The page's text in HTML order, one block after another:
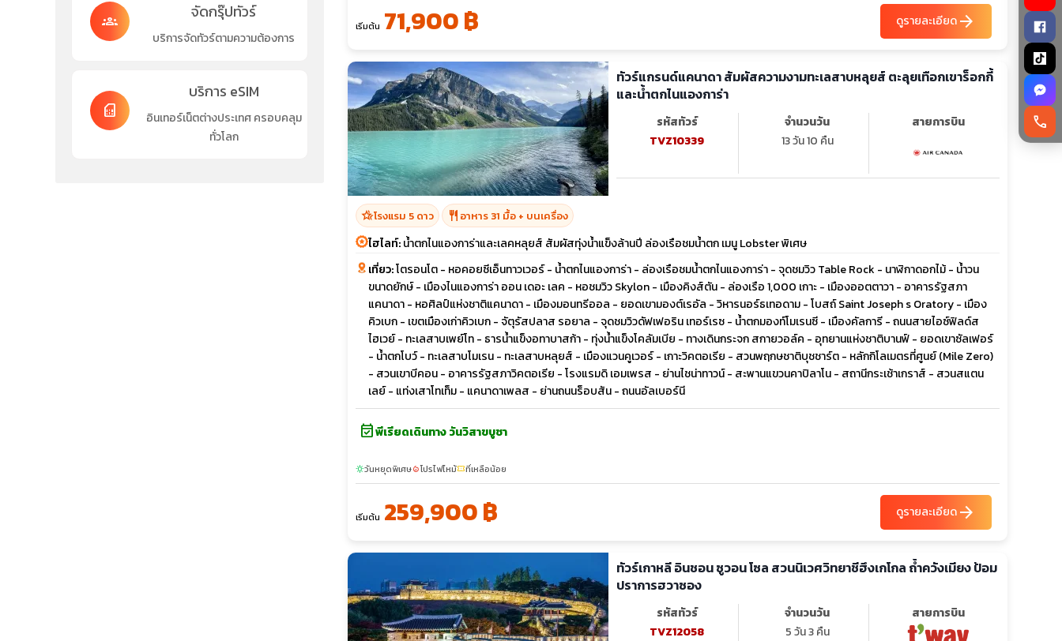
groups จัดกรุ๊ปทัวร์
บริการจัดทัวร์ตามความต้องการ
sim_card
บริการ eSIM
อินเทอร์เน็ตต่างประเทศ ครอบคลุม
ทั่วโลก
เริ่มต้น 71,900 ฿ ดูรายละเอียดarrow_forward
ทัวร์แกรนด์แคนาดา สัมผัสความงามทะเลสาบหลุยส์ ตะลุยเทือกเขาร็อกกี้
และน้ำตกไนแองการ่า
รหัสทัวร์
TVZ10339
จำนวนวัน
13 วัน 10 คืน
สายการบิน
hotel_classโรงแรม 5 ดาว restaurant อาหาร 31 มื้อ + บนเครื่อง
ไฮไลท์:น้ำตกไนแองการ่าและเลคหลุยส์ สัมผัสทุ่งน้ำแข็งล้านปี ล่องเรือชมน้ำตก เมนู Lobster พิเศษ
เที่ยว:โตรอนโต - หอคอยซีเอ็นทาวเวอร์ - น้ำตกไนแองการ่า - ล่องเรือชมน้ำตกไนแองการ่า - จุดชมวิว Table Rock - นาฬิกาดอกไม้ - น้ำวน
ขนาดยักษ์ - เมืองไนแองการ่า ออน เดอะ เลค - หอชมวิว Skylon - เมืองคิงส์ตัน - ล่องเรือ 1,000 เกาะ - เมืองออตตาวา - อาคารรัฐสภา
แคนาดา - หอศิลป์แห่งชาติแคนาดา - เมืองมอนทรีออล - ยอดเขามองต์เรอัล - วิหารนอร์ธเทอดาม - โบสถ์ Saint Joseph s Oratory - เมือง
คิวเบก - เขตเมืองเก่าคิวเบก - จัตุรัสปลาส รอยาล - จุดชมวิวดัฟเฟอริน เทอร์เรซ - น้ำตกมองท์โมเรนซี - เมืองคัลการี - ถนนสายไอซ์ฟิลด์ส
ไฮเวย์ - ทะเลสาบเพย์โท - ธารน้ำแข็งอทาบาสก้า - ทุ่งน้ำแข็งโคลัมเบีย - ทางเดินกระจก สกายวอล์ค - อุทยานแห่งชาติบานฟ์ - ยอดเขาซัลเฟอร์
- น้ำตกโบว์ - ทะเลสาบโมเรน - ทะเลสาบหลุยส์ - เมืองแวนคูเวอร์ - เกาะวิคตอเรีย - สวนพฤกษชาติบุชชาร์ต - หลักกิโลเมตรที่ศูนย์ (Mile Zero)
- สวนเขาบีคอน - อาคารรัฐสภาวิคตอเรีย - โรงแรมดิ เอมเพรส - ย่านไชน่าทาวน์ - สะพานแขวนคาปิลาโน - สถานีกระเช้าเกราส์ - สวนสแตน
เลย์ - แท่งเสาโทเท็ม - แคนาดาเพลส - ย่านถนนร็อบสัน - ถนนอัลเบอร์นี
event_availableพีเรียดเดินทาง วันวิสาขบูชา
sunnyวันหยุดพิเศษlocal_fire_departmentโปรไฟไหม้confirmation_numberที่เหลือน้อย
เริ่มต้น 259,900 ฿ ดูรายละเอียดarrow_forward
ทัวร์เกาหลี อินชอน ซูวอน โซล สวนนิเวศวิทยาชีฮึงเกโกล ถ้ำควังเมียง ป้อม
ปราการฮวาซอง
รหัสทัวร์
TVZ12058
จำนวนวัน
5 วัน 3 คืน
สายการบิน
call